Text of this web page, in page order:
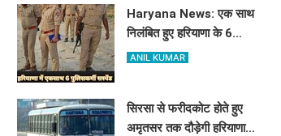
Haryana News: एक साथ
निलंबित हुए हरियाणा के 6
पुलिसकर्मी, जानिए क्या है पूरा
ANIL KUMAR
सिरसा से फरीदकोट होते हुए
अमृतसर तक दौड़ेगी हरियाणा